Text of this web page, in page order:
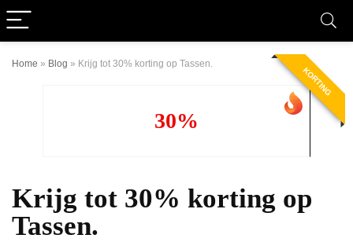
Home » Blog » Krijg tot 30% korting op Tassen.
KORTING
30%
Krijg tot 30% korting op
Tassen.